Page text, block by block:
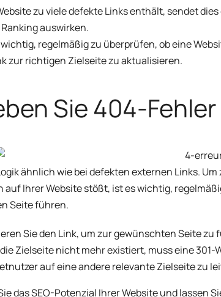
zu viele defekte Links enthält, sendet
auswirken.
wichtig, regelmäßig zu überprüfen, ob eine
zur richtigen Zielseite zu aktualisieren.
Sie 404-
ähnlich wie bei defekten externen Links.
auf Ihrer Website stößt, ist es wichtig,
Seite führen.
Sie den Link, um zur gewünschten Seite
Zielseite nicht mehr existiert, muss eine
auf eine andere relevante Zielseite zu
das SEO-Potenzial Ihrer Website und lassen